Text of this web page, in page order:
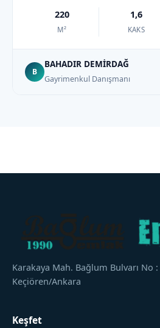
220
M²
1,6
KAKS
B
BAHADIR DEMİRDAĞ
Gayrimenkul Danışmanı
Karakaya Mah. Bağlum Bulvarı No :
Keçiören/Ankara
Keşfet